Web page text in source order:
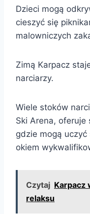
Dzieci mogą
cieszyć się
malowniczych
Zimą Karpacz
narciarzy.
Wiele stoków
Ski Arena,
gdzie mogą
okiem
Czytaj Karpacz
relaksu